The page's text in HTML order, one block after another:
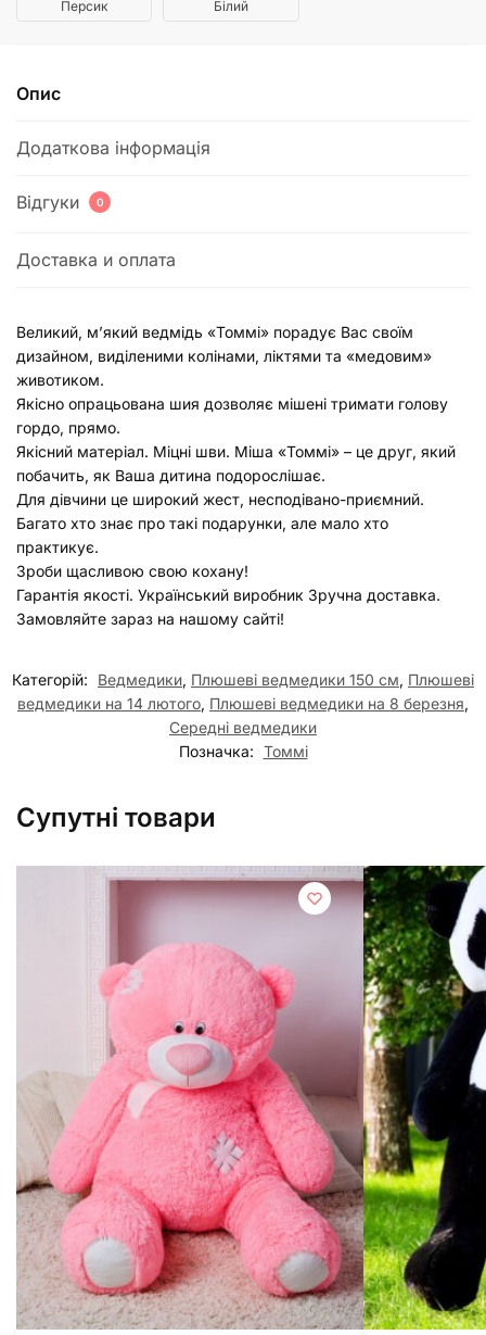
Персик Білий
Опис
Додаткова інформація
Відгуки 0
Доставка и оплата
Великий, м’який ведмідь «Томмі» порадує Вас своїм
дизайном, виділеними колінами, ліктями та «медовим»
животиком.
Якісно опрацьована шия дозволяє мішені тримати голову
гордо, прямо.
Якісний матеріал. Міцні шви. Міша «Томмі» – це друг, який
побачить, як Ваша дитина подорослішає.
Для дівчини це широкий жест, несподівано-приємний.
Багато хто знає про такі подарунки, але мало хто
практикує.
Зроби щасливою свою кохану!
Гарантія якості. Український виробник Зручна доставка.
Замовляйте зараз на нашому сайті!
Категорій: Ведмедики, Плюшеві ведмедики 150 см, Плюшеві
ведмедики на 14 лютого, Плюшеві ведмедики на 8 березня,
Середні ведмедики
Позначка: Томмі
Супутні товари